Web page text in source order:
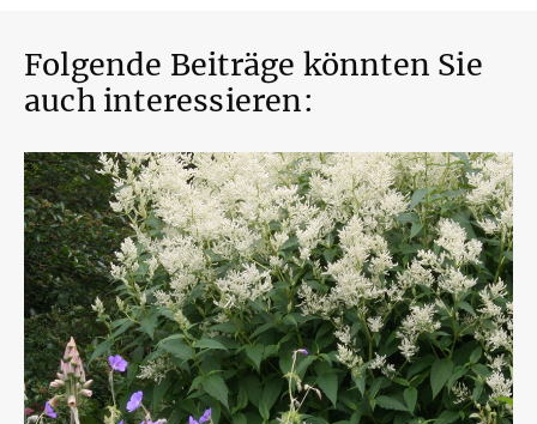
Folgende Beiträge könnten Sie
auch interessieren: